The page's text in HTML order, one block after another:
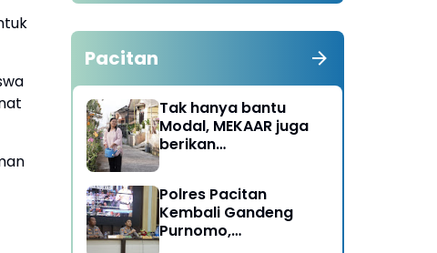
Pacitan
Tak hanya bantu
Modal, MEKAAR juga
berikan
Dapur Tetap Ngebul
Polres Pacitan
Kembali Gandeng
Purnomo,